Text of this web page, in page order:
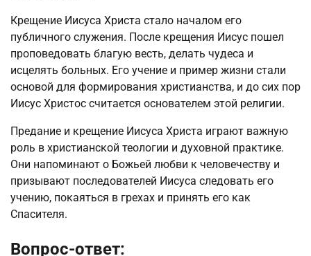
Крещение Иисуса Христа стало началом его
публичного служения. После крещения Иисус пошел
проповедовать благую весть, делать чудеса и
исцелять больных. Его учение и пример жизни стали
основой для формирования христианства, и до сих пор
Иисус Христос считается основателем этой религии.
Предание и крещение Иисуса Христа играют важную
роль в христианской теологии и духовной практике.
Они напоминают о Божьей любви к человечеству и
призывают последователей Иисуса следовать его
учению, покаяться в грехах и принять его как
Спасителя.
Вопрос-ответ: